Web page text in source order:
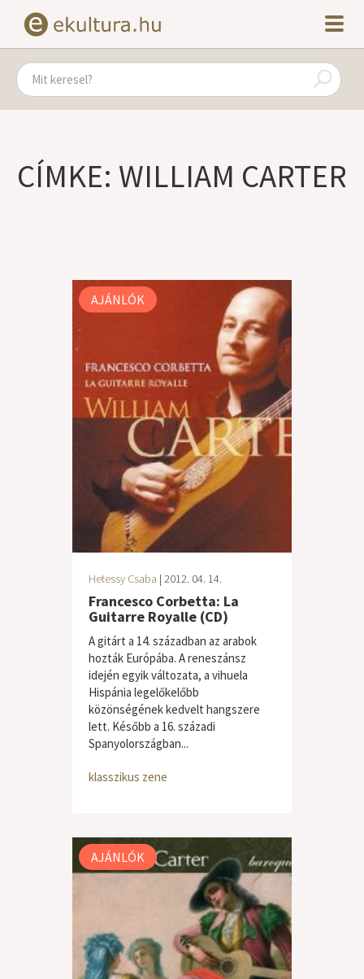
CÍMKE: WILLIAM CARTER
AJÁNLÓK
Hetessy Csaba | 2012. 04. 14.
Francesco Corbetta: La
Guitarre Royalle (CD)
A gitárt a 14. században az arabok
hozták Európába. A reneszánsz
idején egyik változata, a vihuela
Hispánia legelőkelőbb
közönségének kedvelt hangszere
lett. Később a 16. századi
Spanyolországban...
klasszikus zene
AJÁNLÓK